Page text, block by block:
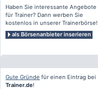
Haben Sie interessante Angebote
für Trainer? Dann werben Sie
kostenlos in unserer Trainerbörse!
als Börsenanbieter inserieren
Gute Gründe für einen Eintrag bei
Trainer.de!